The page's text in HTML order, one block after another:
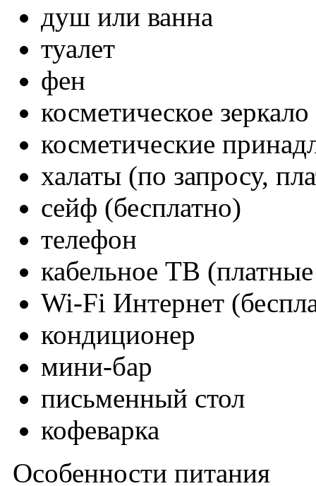
душ или ванна
туалет
фен
косметическое зеркало
косметические
халаты (по запросу,
сейф (бесплатно)
телефон
кабельное ТВ
Wi-Fi Интернет
кондиционер
мини-бар
письменный стол
кофеварка
Особенности питания